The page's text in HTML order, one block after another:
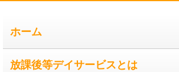
ホーム
放課後等デイサービスとは